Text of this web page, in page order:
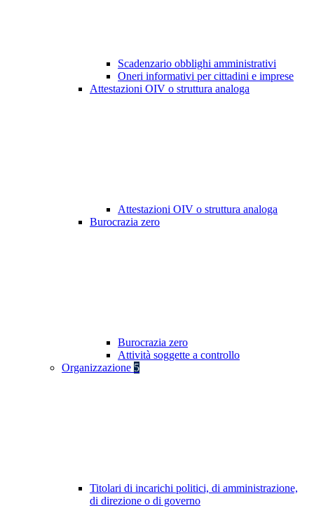
Scadenzario obblighi amministrativi
Oneri informativi per cittadini e imprese
Attestazioni OIV o struttura analoga
Attestazioni OIV o struttura analoga
Burocrazia zero
Burocrazia zero
Attività soggette a controllo
Organizzazione 5
Titolari di incarichi politici, di amministrazione,
di direzione o di governo